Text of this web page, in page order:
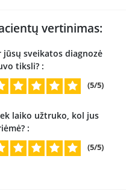
vertinimas:
jūsų sveikatos diagnozė
tiksli? :
(5/5)
laiko užtruko, kol jus
:
(5/5)